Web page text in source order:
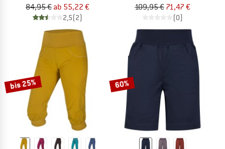
84,95 € ab 55,22 €
2,5(2)
109,95 € 71,47 €
(0)
bis 25% 60%